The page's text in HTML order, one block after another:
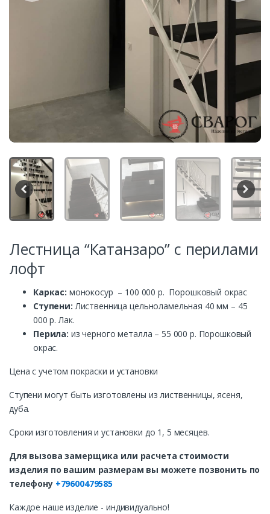
Лестница “Катанзаро” с перилами
лофт
Каркас: монокосур – 100 000 р. Порошковый окрас
Ступени: Лиственница цельноламельная 40 мм – 45
000 р. Лак.
Перила: из черного металла – 55 000 р. Порошковый
окрас.
Цена с учетом покраски и установки
Ступени могут быть изготовлены из лиственницы, ясеня,
дуба.
Сроки изготовления и установки до 1, 5 месяцев.
Для вызова замерщика или расчета стоимости
изделия по вашим размерам вы можете позвонить по
телефону +79600479585
Каждое наше изделие - индивидуально!